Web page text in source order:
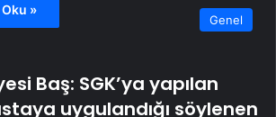
Oku »
Genel
Baş: SGK’ya yapılan
uygulandığı söylenen